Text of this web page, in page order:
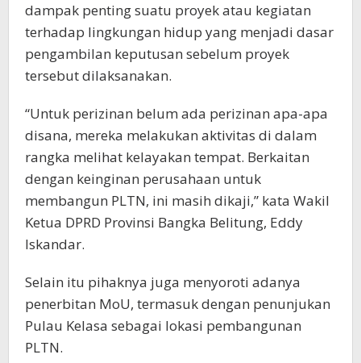
dampak penting suatu proyek atau kegiatan
terhadap lingkungan hidup yang menjadi dasar
pengambilan keputusan sebelum proyek
tersebut dilaksanakan.
“Untuk perizinan belum ada perizinan apa-apa
disana, mereka melakukan aktivitas di dalam
rangka melihat kelayakan tempat. Berkaitan
dengan keinginan perusahaan untuk
membangun PLTN, ini masih dikaji,” kata Wakil
Ketua DPRD Provinsi Bangka Belitung, Eddy
Iskandar.
Selain itu pihaknya juga menyoroti adanya
penerbitan MoU, termasuk dengan penunjukan
Pulau Kelasa sebagai lokasi pembangunan
PLTN.